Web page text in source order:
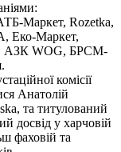
Маркет, Rozetka,
Еко-Маркет,
АЗК WOG, БРСМ-
комісії
Анатолій
та титулований
досвід у харчовій
фаховій та